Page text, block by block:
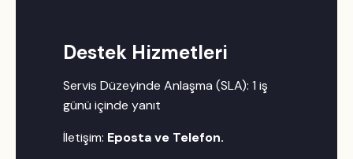
Destek Hizmetleri
Servis Düzeyinde Anlaşma (SLA): 1 iş
günü içinde yanıt
İletişim: Eposta ve Telefon.